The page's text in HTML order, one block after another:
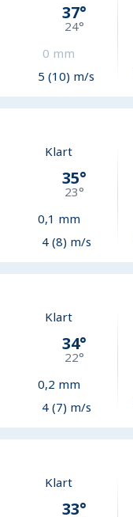
37°
24°
0 mm
5 (10) m/s
Klart
35°
23°
0,1 mm
4 (8) m/s
Klart
34°
22°
0,2 mm
4 (7) m/s
Klart
33°